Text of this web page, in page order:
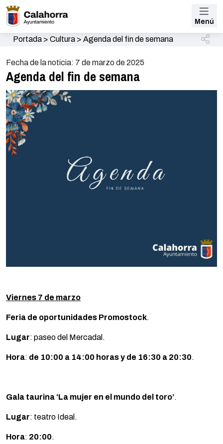
Menú
Portada> Cultura> Agenda del fin de semana
Fecha de la noticia: 7 de marzo de 2025
Agenda del fin de semana
Viernes 7 de marzo
Feria de oportunidades Promostock.
Lugar: paseo del Mercadal.
Hora: de 10:00 a 14:00 horas y de 16:30 a 20:30.
Gala taurina ‘La mujer en el mundo del toro’.
Lugar: teatro Ideal.
Hora: 20:00.